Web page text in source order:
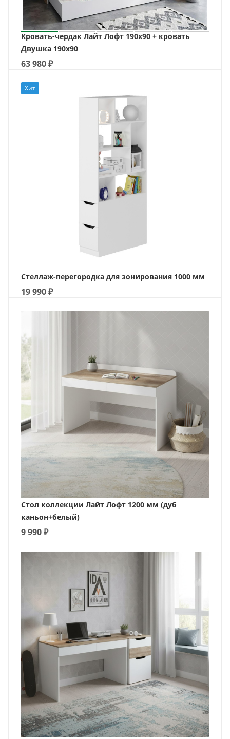
Кровать-чердак Лайт Лофт 190х90 + кровать
Двушка 190х90
63 980₽
Хит
Стеллаж-перегородка для зонирования 1000 мм
19 990₽
Стол коллекции Лайт Лофт 1200 мм (дуб
каньон+белый)
9 990₽